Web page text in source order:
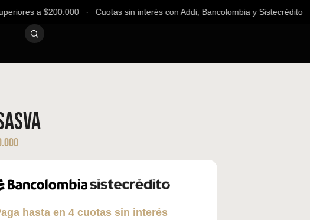
a $200.000 ∙ Cuotas sin interés con Addi, Bancolombia y
hasta en 4 cuotas sin interés